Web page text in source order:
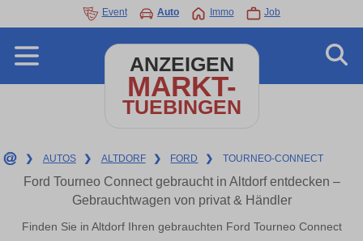
Event Auto Immo Job
ANZEIGEN
MARKT-
TUEBINGEN
❯ AUTOS ❯ ALTDORF ❯ FORD ❯ TOURNEO-CONNECT
Ford Tourneo Connect gebraucht in Altdorf entdecken –
Gebrauchtwagen von privat & Händler
Finden Sie in Altdorf Ihren gebrauchten Ford Tourneo Connect